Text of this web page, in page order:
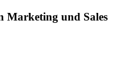
Marketing und Sales